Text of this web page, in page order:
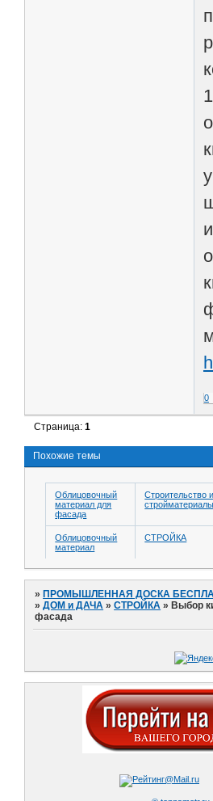
0
Страница:1
Похожие темы
Облицовочный
материал для
фасада
Строительство и
стройматериалы
Облицовочный
материал
СТРОЙКА
» ПРОМЫШЛЕННАЯ ДОСКА
»ДОМ и ДАЧА »СТРОЙКА » Выбор
фасада